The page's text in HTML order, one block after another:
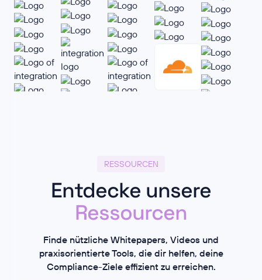
RESSOURCEN
Entdecke unsere
Ressourcen
Finde nützliche Whitepapers, Videos und
praxisorientierte Tools, die dir helfen, deine
Compliance-Ziele effizient zu erreichen.